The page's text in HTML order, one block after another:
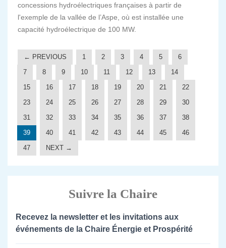
concessions hydroélectriques françaises à partir de
l'exemple de la vallée de l’Aspe, où est installée une
capacité hydroélectrique de 100 MW.
← PREVIOUS 1 2 3 4 5
6
7
8 9 10 11 12 13
14
15
16 17 18 19 20 21
22
23
24 25 26 27 28 29
30
31
32 33 34 35 36 37
38
39
40 41 42 43 44 45
46
47
NEXT →
Suivre la Chaire
Recevez la newsletter et les invitations aux
événements de la Chaire Énergie et Prospérité